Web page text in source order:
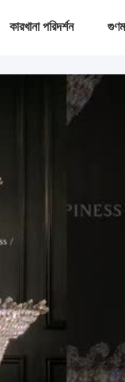
কারখানা পরিদর্শন